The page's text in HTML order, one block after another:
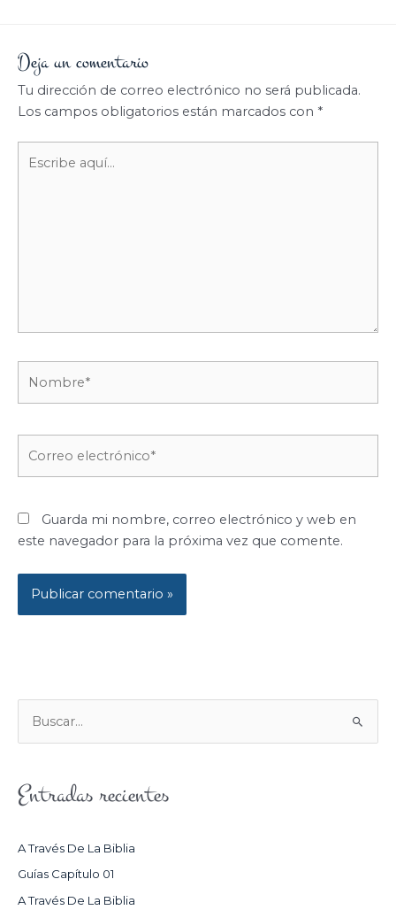
Deja un comentario
Tu dirección de correo electrónico no será publicada.
Los campos obligatorios están marcados con *
aquí...
Guarda mi nombre, correo electrónico y web en
este navegador para la próxima vez que comente.
U
C
Entradas recientes
A Través De La Biblia
Guías Capítulo 01
A Través De La Biblia